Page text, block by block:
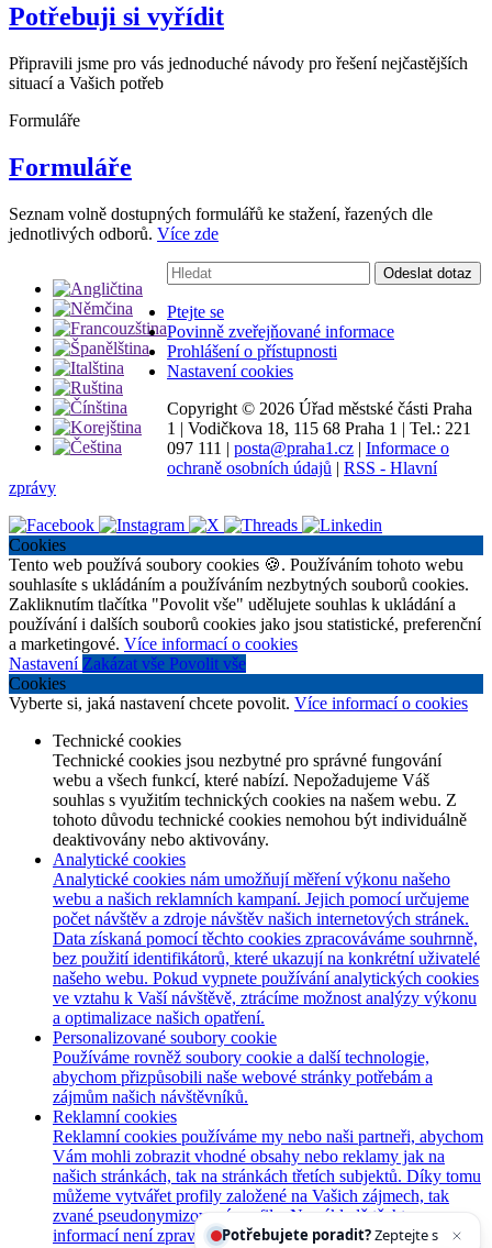
Potřebuji si vyřídit
Připravili jsme pro vás jednoduché návody pro řešení nejčastějších
situací a Vašich potřeb
Formuláře
Formuláře
Seznam volně dostupných formulářů ke stažení, řazených dle
jednotlivých odborů. Více zde
Vyhledávání:
Odeslat dotaz
Ptejte se
Povinně zveřejňované informace
Prohlášení o přístupnosti
Nastavení cookies
Copyright © 2026 Úřad městské části Praha
1 | Vodičkova 18, 115 68 Praha 1 | Tel.: 221
097 111 | posta@praha1.cz | Informace o
ochraně osobních údajů | RSS - Hlavní
zprávy
Cookies
Tento web používá soubory cookies 🍪. Používáním tohoto webu
souhlasíte s ukládáním a používáním nezbytných souborů cookies.
Zakliknutím tlačítka "Povolit vše" udělujete souhlas k ukládání a
používání i dalších souborů cookies jako jsou statistické, preferenční
a marketingové. Více informací o cookies
Nastavení Zakázat vše Povolit vše
Cookies
Vyberte si, jaká nastavení chcete povolit. Více informací o cookies
Technické cookies
Technické cookies jsou nezbytné pro správné fungování
webu a všech funkcí, které nabízí. Nepožadujeme Váš
souhlas s využitím technických cookies na našem webu. Z
tohoto důvodu technické cookies nemohou být individuálně
deaktivovány nebo aktivovány.
Analytické cookies
Analytické cookies nám umožňují měření výkonu našeho
webu a našich reklamních kampaní. Jejich pomocí určujeme
počet návštěv a zdroje návštěv našich internetových stránek.
Data získaná pomocí těchto cookies zpracováváme souhrnně,
bez použití identifikátorů, které ukazují na konkrétní uživatelé
našeho webu. Pokud vypnete používání analytických cookies
ve vztahu k Vaší návštěvě, ztrácíme možnost analýzy výkonu
a optimalizace našich opatření.
Personalizované soubory cookie
Používáme rovněž soubory cookie a další technologie,
abychom přizpůsobili naše webové stránky potřebám a
zájmům našich návštěvníků.
Reklamní cookies
Reklamní cookies používáme my nebo naši partneři, abychom
Vám mohli zobrazit vhodné obsahy nebo reklamy jak na
našich stránkách, tak na stránkách třetích subjektů. Díky tomu
můžeme vytvářet profily založené na Vašich zájmech, tak
zvané pseudonymizované profily. Na základě těchto
informací není zpravidla možná bezprostřední identifikace
Potřebujete poradit?Zeptejte se našeho asistent